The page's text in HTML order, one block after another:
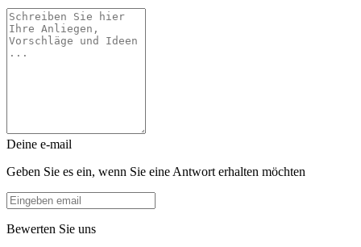
Deine e-mail
Geben Sie es ein, wenn Sie eine Antwort erhalten möchten
Bewerten Sie uns